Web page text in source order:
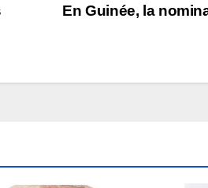
En Guinée, la